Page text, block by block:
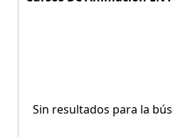
Sin resultados para la